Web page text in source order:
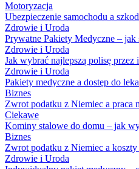
Motoryzacja
Ubezpieczenie samochodu a
Zdrowie i Uroda
Prywatne Pakiety Medyczne –
Zdrowie i Uroda
Jak wybrać najlepszą polisę przez
Zdrowie i Uroda
Pakiety medyczne a dostęp do
Biznes
Zwrot podatku z Niemiec a praca
Ciekawe
Kominy stalowe do domu – jak
Biznes
Zwrot podatku z Niemiec a
Zdrowie i Uroda